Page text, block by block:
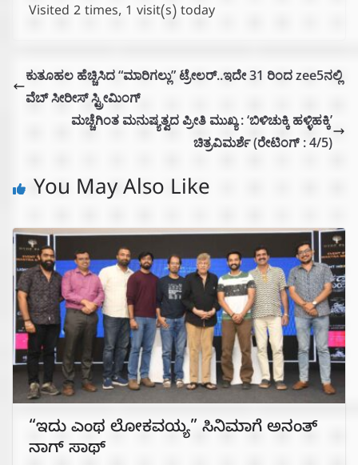
Visited 2 times, 1 visit(s) today
ಕುತೂಹಲ ಹೆಚ್ಚಿಸಿದ “ಮಾರಿಗಲ್ಲು” ಟ್ರೇಲರ್..ಇದೇ 31 ರಿಂದ zee5ನಲ್ಲಿ
ವೆಬ್ ಸೀರೀಸ್ ಸ್ಟ್ರೀಮಿಂಗ್
ಮಚ್ಚೆಗಿಂತ ಮನುಷ್ಯತ್ವದ ಪ್ರೀತಿ ಮುಖ್ಯ : ‘ಬಿಳಿಚುಕ್ಕಿ ಹಳ್ಳಿಹಕ್ಕಿ’
ಚಿತ್ರವಿಮರ್ಶೆ (ರೇಟಿಂಗ್ : 4/5)
You May Also Like
“ಇದು ಎಂಥ ಲೋಕವಯ್ಯ” ಸಿನಿಮಾಗೆ ಅನಂತ್
ನಾಗ್ ಸಾಥ್